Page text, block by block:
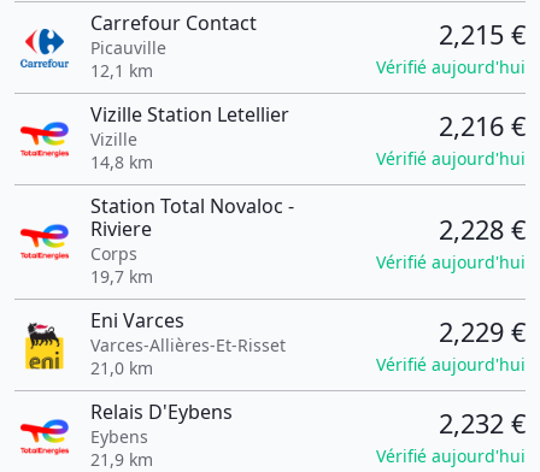
Carrefour Contact
Picauville
12,1 km
2,215 €
Vérifié aujourd'hui
Vizille Station Letellier
Vizille
14,8 km
2,216 €
Vérifié aujourd'hui
Station Total Novaloc -
Riviere
Corps
19,7 km
2,228 €
Vérifié aujourd'hui
Eni Varces
Varces-Allières-Et-Risset
21,0 km
2,229 €
Vérifié aujourd'hui
Relais D'Eybens
Eybens
21,9 km
2,232 €
Vérifié aujourd'hui